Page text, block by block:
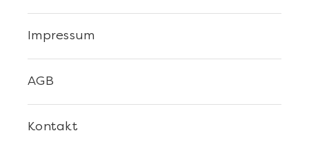
Kontakt
AGB
Impressum